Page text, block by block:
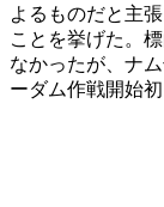
よるものだと主
ことを挙げた。
なかったが、ナ
ーダム作戦開始初